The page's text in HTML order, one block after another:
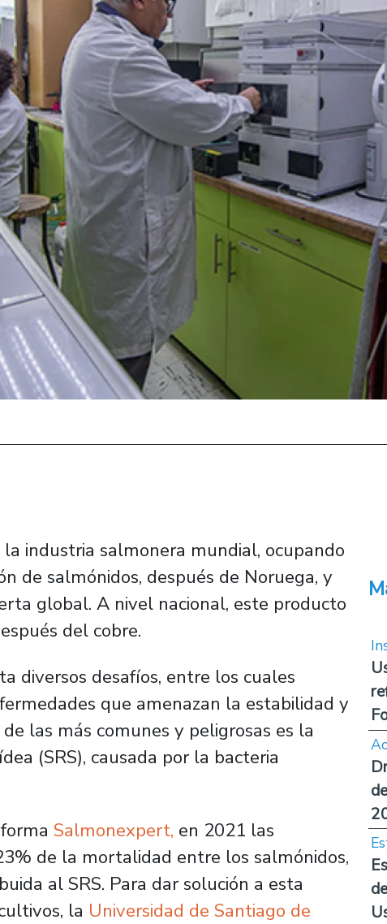
industria salmonera mundial, ocupando
de salmónidos, después de Noruega, y
global. A nivel nacional, este producto
del cobre.
diversos desafíos, entre los cuales
que amenazan la estabilidad y
las más comunes y peligrosas es la
(SRS), causada por la bacteria
Salmonexpert, en 2021 las
de la mortalidad entre los salmónidos,
al SRS. Para dar solución a esta
la Universidad de Santiago de